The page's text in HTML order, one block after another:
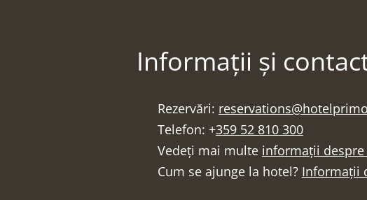
Informații și
Rezervări:
Telefon: +359 52 810 300
Vedeți mai multe informații
Cum se ajunge la hotel? Informații